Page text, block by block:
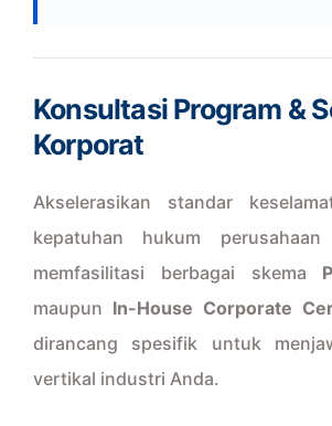
Konsultasi Program &
Korporat
Akselerasikan standar
kepatuhan hukum
memfasilitasi berbagai skema
maupun In-House Corporate
dirancang spesifik untuk
vertikal industri Anda.